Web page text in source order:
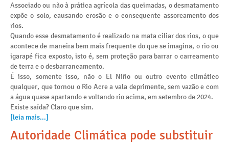
Associado ou não à prática agrícola das queimadas, o desmatamento
expõe o solo, causando erosão e o consequente assoreamento dos
rios.
Quando esse desmatamento é realizado na mata ciliar dos rios, o que
acontece de maneira bem mais frequente do que se imagina, o rio ou
igarapé fica exposto, isto é, sem proteção para barrar o carreamento
de terra e o desbarrancamento.
É isso, somente isso, não o El Niño ou outro evento climático
qualquer, que tornou o Rio Acre a vala deprimente, sem vazão e com
a água quase apartando e voltando rio acima, em setembro de 2024.
Existe saída? Claro que sim.
[leia mais...]
Autoridade Climática pode substituir